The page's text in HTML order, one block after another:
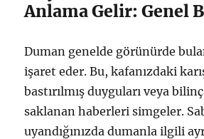
Anlama Gelir: Genel
Duman genelde görünürde
işaret eder. Bu, kafanızdaki
bastırılmış duyguları veya
saklanan haberleri simgeler.
uyandığınızda dumanla ilgili